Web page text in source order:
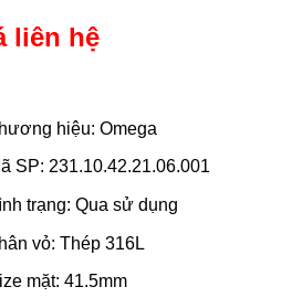
liên hệ
hiệu: Omega
SP: 231.10.42.21.06.001
trạng: Qua sử dụng
vỏ: Thép 316L
mặt: 41.5mm